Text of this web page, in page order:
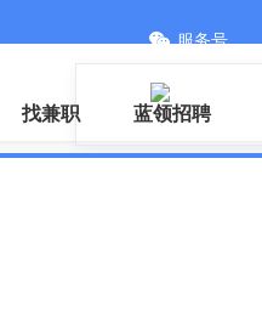
微信
服务号
找兼职 蓝领招聘